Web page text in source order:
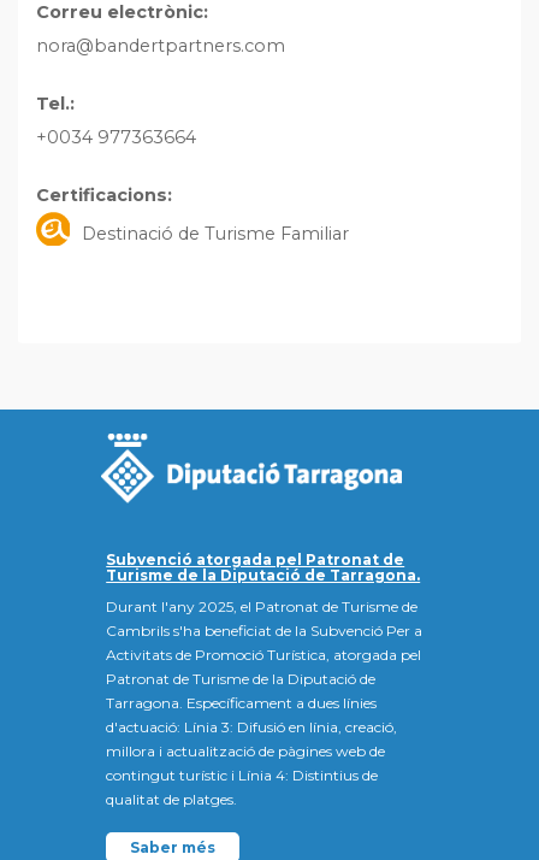
Correu electrònic:
nora@bandertpartners.com
Tel.:
+0034 977363664
Certificacions:
Destinació de Turisme Familiar
Subvenció atorgada pel Patronat de
Turisme de la Diputació de Tarragona.
Durant l'any 2025, el Patronat de Turisme de
Cambrils s'ha beneficiat de la Subvenció Per a
Activitats de Promoció Turística, atorgada pel
Patronat de Turisme de la Diputació de
Tarragona. Específicament a dues línies
d'actuació: Línia 3: Difusió en línia, creació,
millora i actualització de pàgines web de
contingut turístic i Línia 4: Distintius de
qualitat de platges.
Saber més